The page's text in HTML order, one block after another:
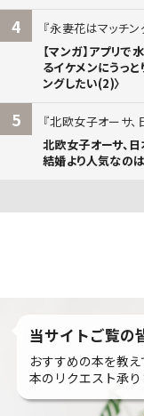
4
永妻花はマッチン
【マンガ】アプリ
るイケメンにうっと
ングしたい(2)〉
5
北欧女子オーサ、
北欧女子オーサ、
結婚より人気なの
当サイトご覧の
おすすめの本を教え
本のリクエスト承り